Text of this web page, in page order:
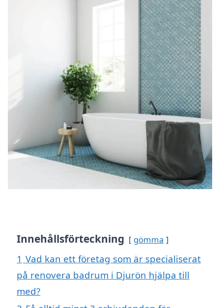
Innehållsförteckning gömma
1 Vad kan ett företag som är specialiserat
på renovera badrum i Djurön hjälpa till
med?